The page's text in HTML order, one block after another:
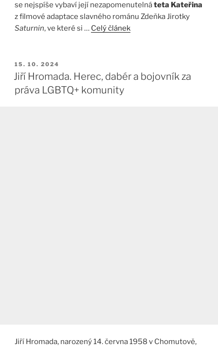
se nejspíše vybaví její nezapomenutelnáteta Kateřina
z filmové adaptace slavného románu Zdeňka Jirotky
Saturnin, ve které si … Celý článek
PUBLIKOVÁNO
15. 10. 2024
Jiří Hromada. Herec, dabér a bojovník za
práva LGBTQ+ komunity
Jiří Hromada, narozený 14. června 1958 v Chomutově,